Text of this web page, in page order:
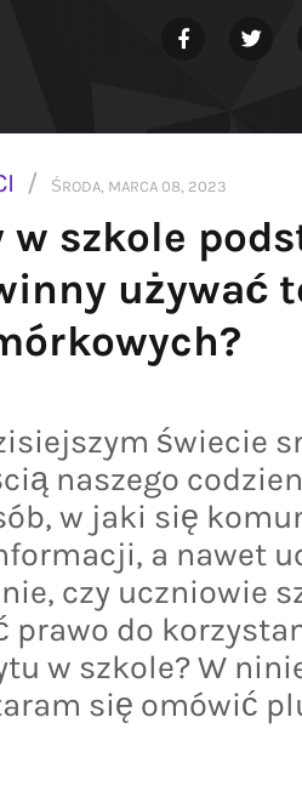
ŚRODA, MARCA 08, 2023
w szkole
używać
świecie
naszego
w jaki się
a nawet
czy uczniowie
prawo do
w szkole? W
się omówić